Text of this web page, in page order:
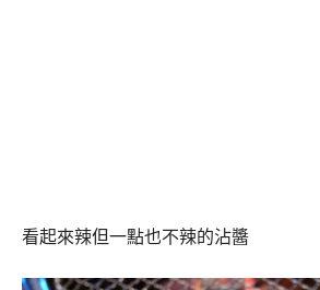
看起來辣但一點也不辣的沾醬